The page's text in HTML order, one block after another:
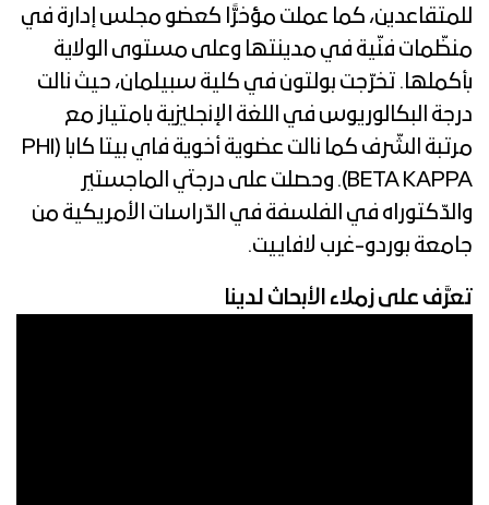
للمتقاعدين، كما عملت مؤخرًّا كعضو مجلس إدارة في
منظّمات فنّية في مدينتها وعلى مستوى الولاية
بأكملها. تخرّجت بولتون في كلية سبيلمان، حيث نالت
درجة البكالوريوس في اللغة الإنجليزية بامتياز مع
مرتبة الشّرف كما نالت عضوية أخوية فاي بيتا كابا (PHI
BETA KAPPA). وحصلت على درجتي الماجستير
والدّكتوراه في الفلسفة في الدّراسات الأمريكية من
جامعة بوردو-غرب لافاييت.
تعرَّف على زملاء الأبحاث لدينا